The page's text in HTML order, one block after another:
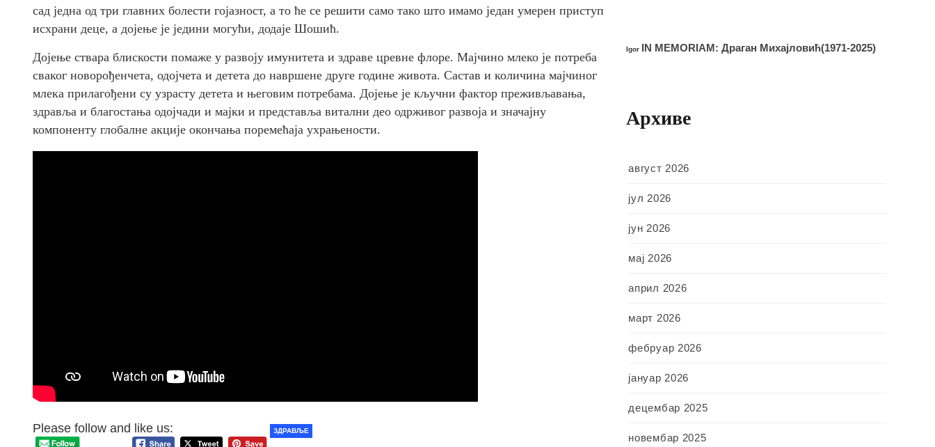
сад једна од три главних болести гојазност, а то ће се решити само тако што имамо један умерен приступ
исхрани деце, а дојење је једини могући, додаје Шошић.
Дојење ствара блискости помаже у развоју имунитета и здраве цревне флоре. Мајчино млеко је потреба
сваког новорођенчета, одојчета и детета до навршене друге године живота. Састав и количина мајчиног
млека прилагођени су узрасту детета и његовим потребама. Дојење је кључни фактор преживљавања,
здравља и благостања одојчади и мајки и представља витални део одрживог развоја и значајну
компоненту глобалне акције окончања поремећаја ухрањености.
Please follow and like us: ЗДРАВЉЕ
Igor IN MEMORIAM: Драган Михајловић(1971-2025)
Архиве
август 2026
јул 2026
јун 2026
мај 2026
април 2026
март 2026
фебруар 2026
јануар 2026
децембар 2025
новембар 2025